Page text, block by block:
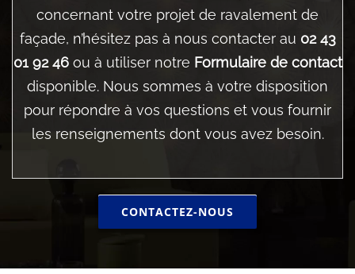
concernant votre projet de ravalement de
façade, n’hésitez pas à nous contacter au 02 43
01 92 46ou à utiliser notre Formulaire de contact
disponible. Nous sommes à votre disposition
pour répondre à vos questions et vous fournir
les renseignements dont vous avez besoin.
CONTACTEZ-NOUS